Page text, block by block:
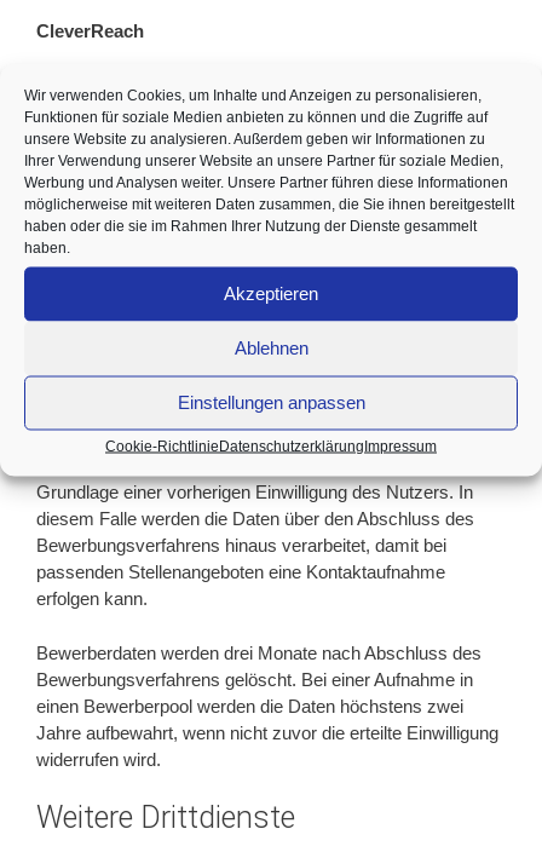
Wir verwenden Cookies, um Inhalte und Anzeigen zu personalisieren,
Funktionen für soziale Medien anbieten zu können und die Zugriffe auf
unsere Website zu analysieren. Außerdem geben wir Informationen zu
Ihrer Verwendung unserer Website an unsere Partner für soziale Medien,
Werbung und Analysen weiter. Unsere Partner führen diese Informationen
möglicherweise mit weiteren Daten zusammen, die Sie ihnen bereitgestellt
haben oder die sie im Rahmen Ihrer Nutzung der Dienste gesammelt
haben.
Akzeptieren
Ablehnen
Einstellungen anpassen
Cookie-RichtlinieDatenschutzerklärungImpressum
CleverReach
Anbieter: CleverReach GmbH & Co. KG, CRASH Building,
Schafjückenweg 2, 26180 Rastede.
Datenschutzerklärung von CleverReach
Stellenbewerbungen
Wenn sich Nutzer auf eine Stelle bewerben, verarbeiten wir
Bewerbungsverfahrens. Neben den Daten, die durch den
die im Laufe des Bewerbungsverfahrens anfallen (z.B. bei
einem Vorstellungsgespräch). Sollten wir Daten in einen
Grundlage einer vorherigen Einwilligung des Nutzers. In
diesem Falle werden die Daten über den Abschluss des
Bewerbungsverfahrens hinaus verarbeitet, damit bei
passenden Stellenangeboten eine Kontaktaufnahme
erfolgen kann.
Bewerberdaten werden drei Monate nach Abschluss des
Bewerbungsverfahrens gelöscht. Bei einer Aufnahme in
einen Bewerberpool werden die Daten höchstens zwei
Jahre aufbewahrt, wenn nicht zuvor die erteilte Einwilligung
widerrufen wird.
Weitere Drittdienste